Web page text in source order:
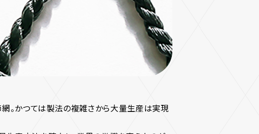
。かつては製法の複雑さから大量生産は実現